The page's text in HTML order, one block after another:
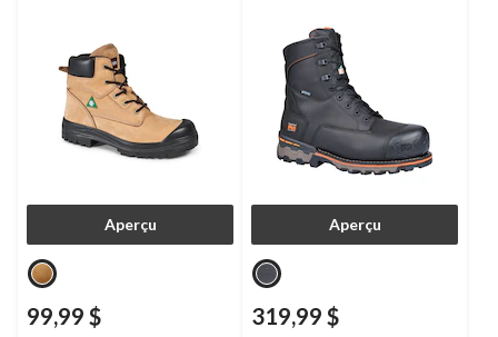
Aperçu
99,99 $
Aperçu
319,99 $